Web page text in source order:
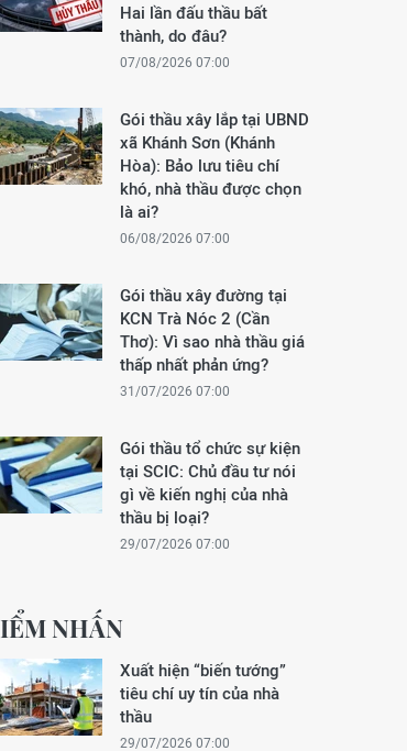
Hai lần đấu thầu bất
thành, do đâu?
07/08/2026 07:00
Gói thầu xây lắp tại UBND
xã Khánh Sơn (Khánh
Hòa): Bảo lưu tiêu chí
khó, nhà thầu được chọn
là ai?
06/08/2026 07:00
Gói thầu xây đường tại
KCN Trà Nóc 2 (Cần
Thơ): Vì sao nhà thầu giá
thấp nhất phản ứng?
31/07/2026 07:00
Gói thầu tổ chức sự kiện
tại SCIC: Chủ đầu tư nói
gì về kiến nghị của nhà
thầu bị loại?
29/07/2026 07:00
ĐIỂM NHẤN
Xuất hiện “biến tướng”
tiêu chí uy tín của nhà
thầu
29/07/2026 07:00